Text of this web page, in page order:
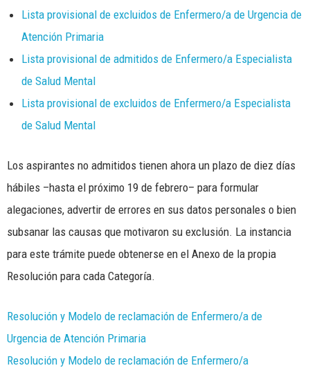
Lista provisional de excluidos de Enfermero/a de Urgencia de
Atención Primaria
Lista provisional de admitidos de Enfermero/a Especialista
de Salud Mental
Lista provisional de excluidos de Enfermero/a Especialista
de Salud Mental
Los aspirantes no admitidos tienen ahora un plazo de diez días
hábiles –hasta el próximo 19 de febrero– para formular
alegaciones, advertir de errores en sus datos personales o bien
subsanar las causas que motivaron su exclusión. La instancia
para este trámite puede obtenerse en el Anexo de la propia
Resolución para cada Categoría.
Resolución y Modelo de reclamación de Enfermero/a de
Urgencia de Atención Primaria
Resolución y Modelo de reclamación de Enfermero/a